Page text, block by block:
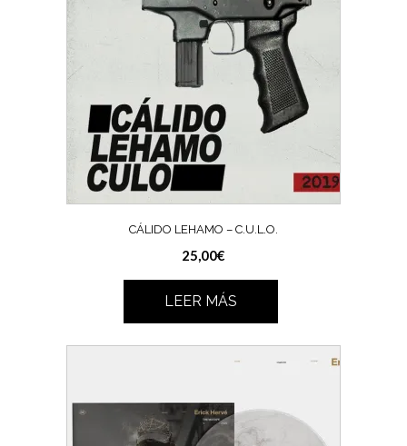
CÁLIDO LEHAMO – C.U.L.O.
25,00€
LEER MÁS